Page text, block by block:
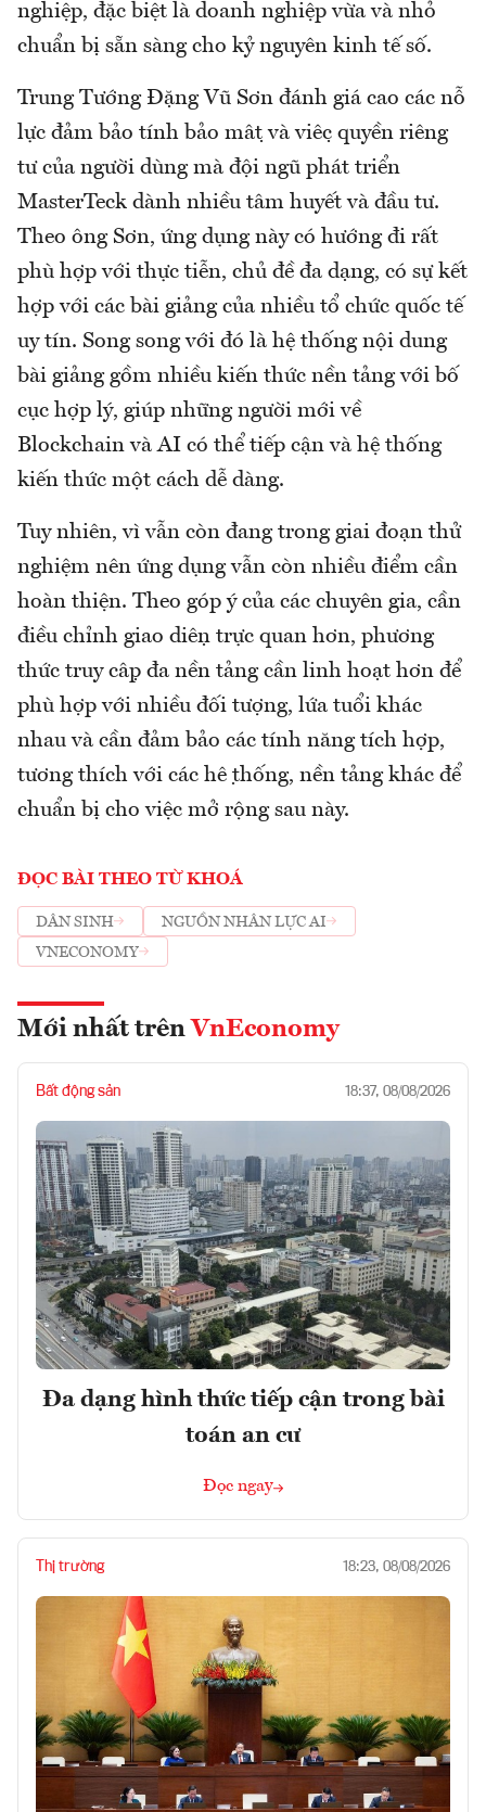
nghiệp, đặc biệt là doanh nghiệp vừa và nhỏ
chuẩn bị sẵn sàng cho kỷ nguyên kinh tế số.
Trung Tướng Đặng Vũ Sơn đánh giá cao các nỗ
lực đảm bảo tính bảo mật và việc quyền riêng
tư của người dùng mà đội ngũ phát triển
MasterTeck dành nhiều tâm huyết và đầu tư.
Theo ông Sơn, ứng dụng này có hướng đi rất
phù hợp với thực tiễn, chủ đề đa dạng, có sự kết
hợp với các bài giảng của nhiều tổ chức quốc tế
uy tín. Song song với đó là hệ thống nội dung
bài giảng gồm nhiều kiến thức nền tảng với bố
cục hợp lý, giúp những người mới về
Blockchain và AI có thể tiếp cận và hệ thống
kiến thức một cách dễ dàng.
Tuy nhiên, vì vẫn còn đang trong giai đoạn thử
nghiệm nên ứng dụng vẫn còn nhiều điểm cần
hoàn thiện. Theo góp ý của các chuyên gia, cần
điều chỉnh giao diện trực quan hơn, phương
thức truy cập đa nền tảng cần linh hoạt hơn để
phù hợp với nhiều đối tượng, lứa tuổi khác
nhau và cần đảm bảo các tính năng tích hợp,
tương thích với các hệ thống, nền tảng khác để
chuẩn bị cho việc mở rộng sau này.
ĐỌC BÀI THEO TỪ KHOÁ
DÂN SINH
NGUỒN NHÂN LỰC AI
VNECONOMY
Mới nhất trên VnEconomy
Bất động sản 18:37, 08/08/2026
Đa dạng hình thức tiếp cận trong bài
toán an cư
Đọc ngay
Thị trường 18:23, 08/08/2026